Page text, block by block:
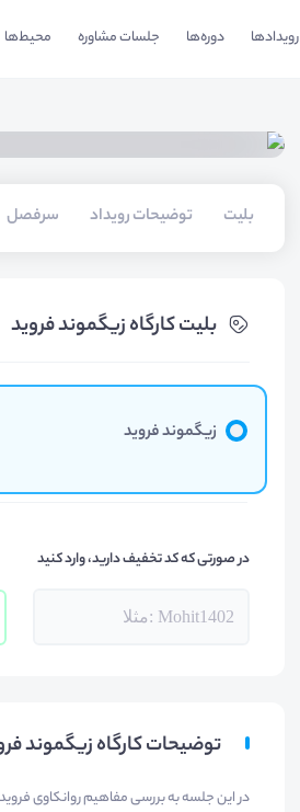
رویدادها دوره‌ها جلسات مشاوره محیط‌ها
بلیت‌ توضیحات رویداد سرفصل
بلیت‌ کارگاه زیگموند فروید
زیگموند فروید
در صورتی که کد تخفیف دارید، وارد کنید
توضیحات کارگاه زیگموند
در این جلسه به بررسی مفاهیم روانکاوی